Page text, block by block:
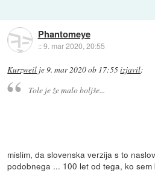
Phantomeye
::9. mar 2020, 20:55
Kurzweil je9. mar 2020 ob 17:55izjavil:
Tole je že malo boljše...
mislim, da slovenska verzija s to
podobnega ... 100 let od tega, ko sem